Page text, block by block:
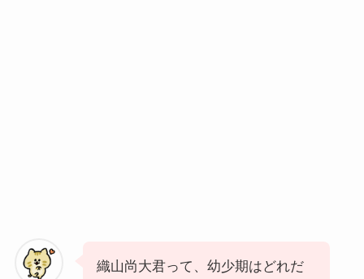
織山尚大君って、幼少期はどれだ